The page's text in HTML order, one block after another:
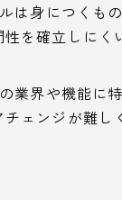
は身につくも
を確立しにく
業界や機能に
ェンジが難し